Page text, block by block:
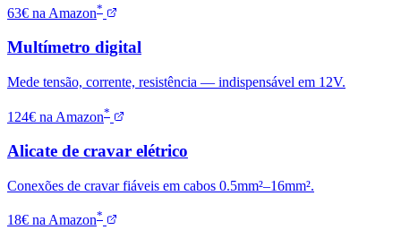
63€ na Amazon*
Multímetro digital
Mede tensão, corrente, resistência — indispensável em 12V.
124€ na Amazon*
Alicate de cravar elétrico
Conexões de cravar fiáveis em cabos 0.5mm²–16mm².
18€ na Amazon*